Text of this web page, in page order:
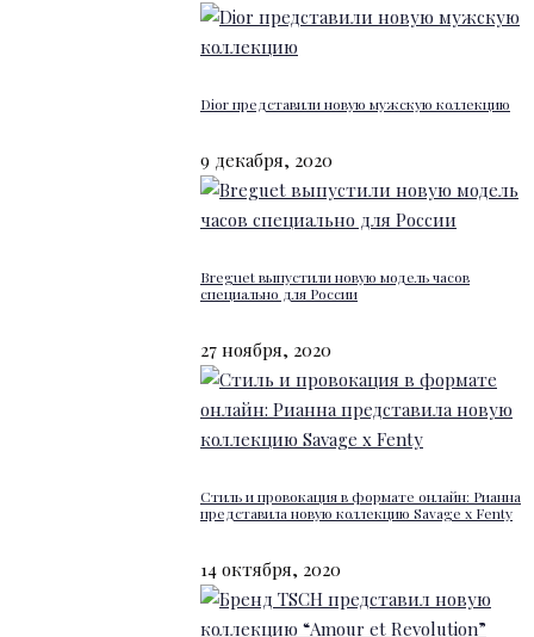
Dior представили новую мужскую коллекцию
9 декабря, 2020
Breguet выпустили новую модель часов
специально для России
27 ноября, 2020
Стиль и провокация в формате онлайн: Рианна
представила новую коллекцию Savage x Fenty
14 октября, 2020